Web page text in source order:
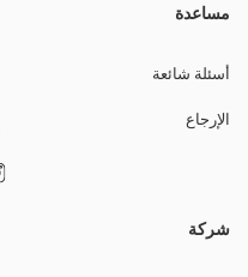
مساعدة
أسئلة شائعة
الإرجاع
شركة